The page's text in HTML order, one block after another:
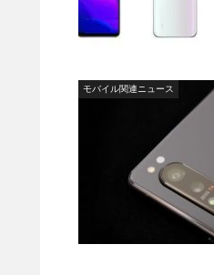
モバイル関連ニュース